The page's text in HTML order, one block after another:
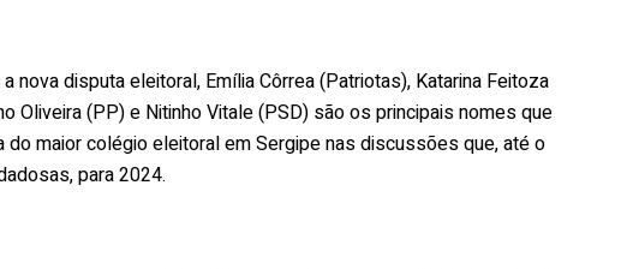
nova disputa eleitoral, Emília Côrrea (Patriotas), Katarina Feitoza
Oliveira (PP) e Nitinho Vitale (PSD) são os principais nomes que
maior colégio eleitoral em Sergipe nas discussões que, até o
para 2024.